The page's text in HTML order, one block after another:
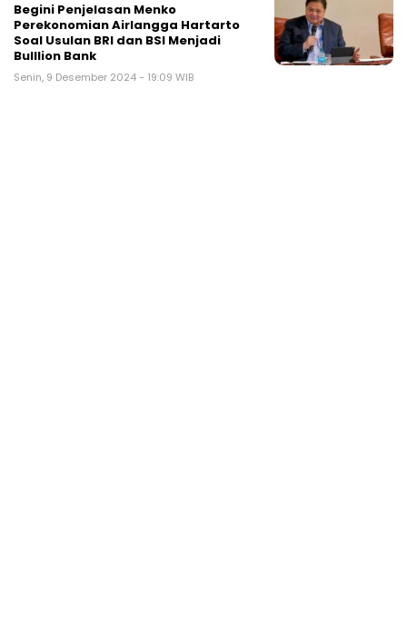
Begini Penjelasan Menko
Perekonomian Airlangga Hartarto
Soal Usulan BRI dan BSI Menjadi
Bulllion Bank
Senin, 9 Desember 2024 - 19:09 WIB